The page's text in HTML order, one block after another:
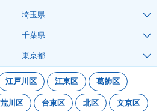
埼玉県
千葉県
東京都
江戸川区 江東区 葛飾区
荒川区 台東区 北区 文京区